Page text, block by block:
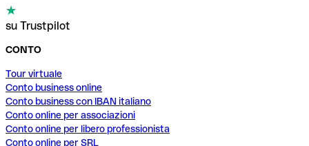
su Trustpilot
CONTO
Tour virtuale
Conto business online
Conto business con IBAN italiano
Conto online per associazioni
Conto online per libero professionista
Conto online per SRL